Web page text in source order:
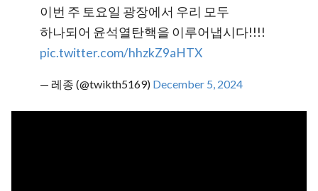
이번 주 토요일 광장에서 우리 모두
하나되어 윤석열탄핵을 이루어냅시다!!!!
pic.twitter.com/hhzkZ9aHTX
— 레종 (@twikth5169) December 5, 2024